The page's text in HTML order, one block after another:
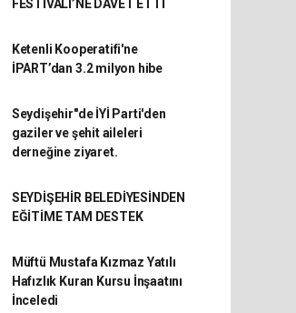
FESTİVALİ’NE DAVET ETTİ
Ketenli Kooperatifi'ne
İPART’dan 3.2 milyon hibe
Seydişehir"de İYİ Parti'den
gaziler ve şehit aileleri
derneğine ziyaret.
SEYDİŞEHİR BELEDİYESİNDEN
EĞİTİME TAM DESTEK
Müftü Mustafa Kızmaz Yatılı
Hafızlık Kuran Kursu İnşaatını
İnceledi